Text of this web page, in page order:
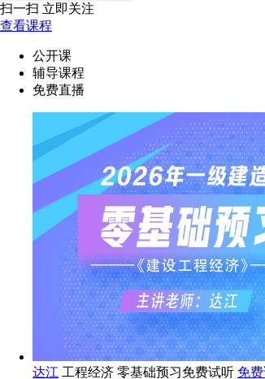
扫一扫 立即关注
查看课程
公开课
辅导课程
免费直播
达江 工程经济 零基础预习免费试听 免